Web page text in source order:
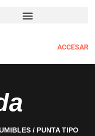
ACCESAR
/ PUNTA TIPO